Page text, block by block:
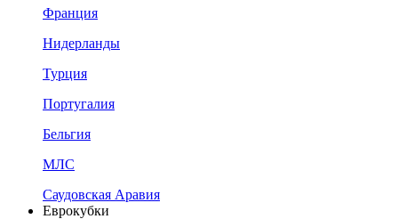
Франция
Нидерланды
Турция
Португалия
Бельгия
МЛС
Саудовская Аравия
Еврокубки